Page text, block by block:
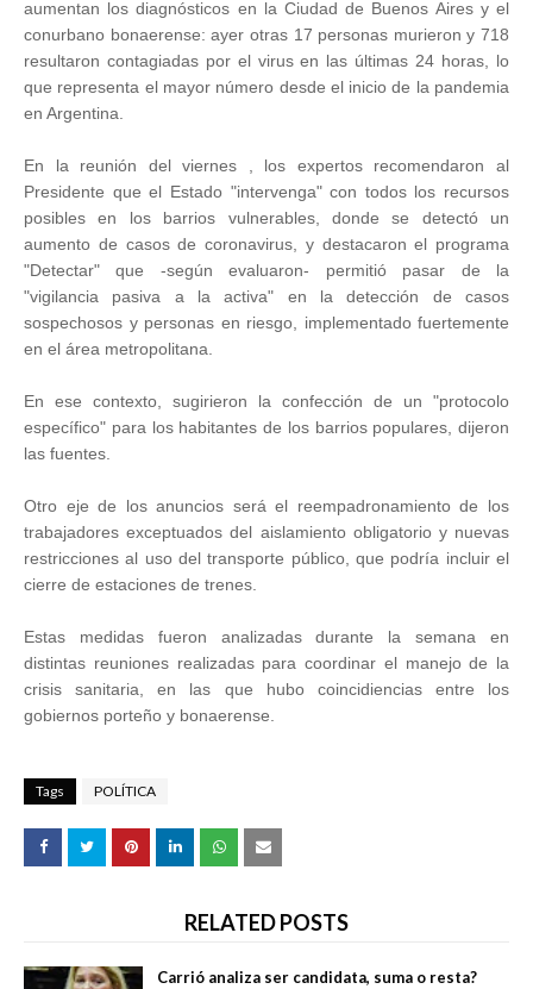
aumentan los diagnósticos en la Ciudad de Buenos Aires y el
conurbano bonaerense: ayer otras 17 personas murieron y 718
resultaron contagiadas por el virus en las últimas 24 horas, lo
que representa el mayor número desde el inicio de la pandemia
en Argentina.
En la reunión del viernes , los expertos recomendaron al
Presidente que el Estado "intervenga" con todos los recursos
posibles en los barrios vulnerables, donde se detectó un
aumento de casos de coronavirus, y destacaron el programa
"Detectar" que -según evaluaron- permitió pasar de la
"vigilancia pasiva a la activa" en la detección de casos
sospechosos y personas en riesgo, implementado fuertemente
en el área metropolitana.
En ese contexto, sugirieron la confección de un "protocolo
específico" para los habitantes de los barrios populares, dijeron
las fuentes.
Otro eje de los anuncios será el reempadronamiento de los
trabajadores exceptuados del aislamiento obligatorio y nuevas
restricciones al uso del transporte público, que podría incluir el
cierre de estaciones de trenes.
Estas medidas fueron analizadas durante la semana en
distintas reuniones realizadas para coordinar el manejo de la
crisis sanitaria, en las que hubo coincidiencias entre los
gobiernos porteño y bonaerense.
Tags POLÍTICA
RELATED POSTS
Carrió analiza ser candidata, suma o resta?